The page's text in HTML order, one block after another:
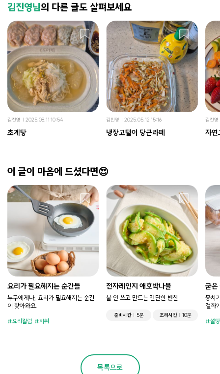
김진영님의 다른 글도 살펴보세요
김진영 2025.08.11 10:54
초계탕
김진영 2025.05.12 15:16
냉장고털이 당근라페
김진영
자연
이 글이 마음에 드셨다면😍
요리가 필요해지는 순간들
누구에게나, 요리가 필요해지는 순간
이 찾아와요.
요리칼럼 자취
전자레인지 애호박나물
불 안 쓰고 만드는 간단한 반찬
준비시간 5분 조리시간 10분
굳은
뭉치
걸까?
설탕
목록으로